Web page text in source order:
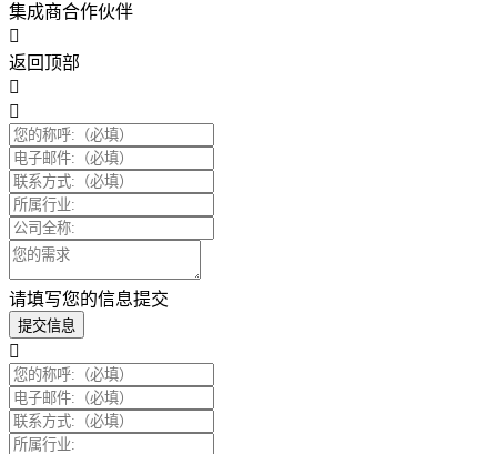
集成商合作伙伴
返回顶部
请填写您的信息提交
提交信息